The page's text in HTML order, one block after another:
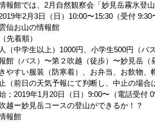
報館では、2月自然観察会「妙見岳霧氷登
年2月3日（日）10:00〜15:30（受付 9:30
仙お山の情報館
先着順）
（中学生以上）1000円、小学生500円（バ
館（バス）〜第２吹越（徒歩）〜妙見岳（
やすい服装（防寒着）、お弁当、お飲物、
（前日の天気予報にて判断し、中止の場合
；2019年1月20日（日）9:00〜（電話受付
越ー妙見岳コースの登山ができるか！？
報館